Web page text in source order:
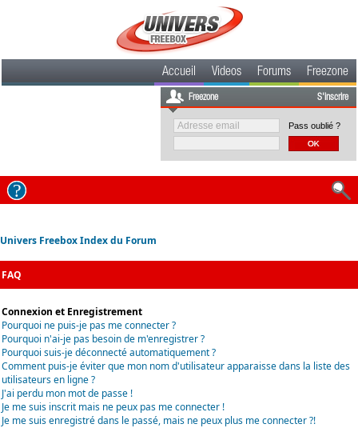
Accueil Videos Forums Freezone
Freezone S'inscrire
Pass oublié ?
Univers Freebox Index du Forum
FAQ
Connexion et Enregistrement
Pourquoi ne puis-je pas me connecter ?
Pourquoi n'ai-je pas besoin de m'enregistrer ?
Pourquoi suis-je déconnecté automatiquement ?
Comment puis-je éviter que mon nom d'utilisateur apparaisse dans la liste des
utilisateurs en ligne ?
J'ai perdu mon mot de passe !
Je me suis inscrit mais ne peux pas me connecter !
Je me suis enregistré dans le passé, mais ne peux plus me connecter ?!